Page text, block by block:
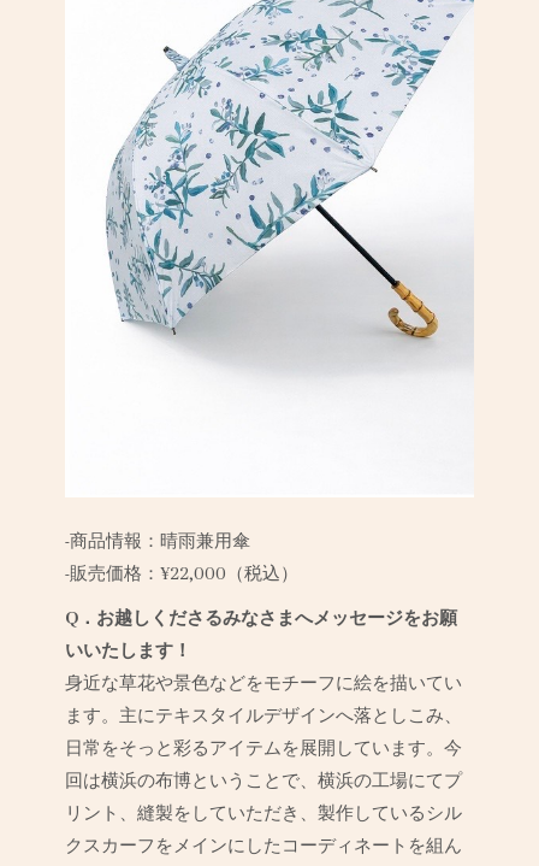
-商品情報： 晴雨兼用傘
-販売価格：¥22,000（税込）
Q．お越しくださるみなさまへメッセージをお願
いいたします！
身近な草花や景色などをモチーフに絵を描いてい
ます。主にテキスタイルデザインへ落としこみ、
日常をそっと彩るアイテムを展開しています。今
回は横浜の布博ということで、横浜の工場にてプ
リント、縫製をしていただき、製作しているシル
クスカーフをメインにしたコーディネートを組ん